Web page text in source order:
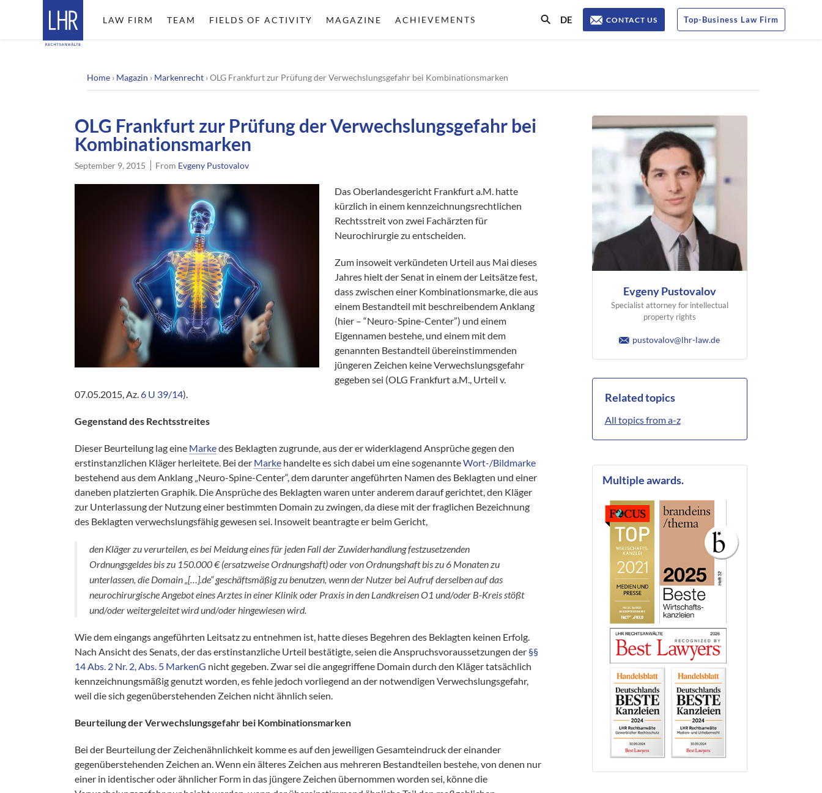
Top-Business Law Firm
CONTACT US
LAW FIRM TEAM FIELDS OF ACTIVITY MAGAZINE ACHIEVEMENTS DE
Home › Magazin › Markenrecht ›OLG Frankfurt zur Prüfung der Verwechslungsgefahr bei Kombinationsmarken
OLG Frankfurt zur Prüfung der Verwechslungsgefahr bei
Kombinationsmarken
September 9, 2015 From Evgeny Pustovalov
Das Oberlandesgericht Frankfurt a.M. hatte
kürzlich in einem kennzeichnungsrechtlichen
Rechtsstreit von zwei Fachärzten für
Neurochirurgie zu entscheiden.
Zum insoweit verkündeten Urteil aus Mai dieses
Jahres hielt der Senat in einem der Leitsätze fest,
dass zwischen einer Kombinationsmarke, die aus
einem Bestandteil mit beschreibendem Anklang
(hier – “Neuro-Spine-Center”) und einem
Eigennamen bestehe, und einem mit dem
genannten Bestandteil übereinstimmenden
jüngeren Zeichen keine Verwechslungsgefahr
gegeben sei (OLG Frankfurt a.M., Urteil v.
07.05.2015, Az.6 U 39/14).
Gegenstand des Rechtsstreites
Dieser Beurteilung lag eine Markedes Beklagten zugrunde, aus der er widerklagend Ansprüche gegen den
erstinstanzlichen Kläger herleitete. Bei der Marke handelte es sich dabei um eine sogenannteWort-/Bildmarke
bestehend aus dem Anklang „Neuro-Spine-Center“, dem darunter angeführten Namen des Beklagten und einer
daneben platzierten Graphik. Die Ansprüche des Beklagten waren unter anderem darauf gerichtet, den Kläger
zur Unterlassung der Nutzung einer bestimmten Domain zu zwingen, da diese mit der fraglichen Bezeichnung
des Beklagten verwechslungsfähig gewesen sei. Insoweit beantragte er beim Gericht,
den Kläger zu verurteilen, es bei Meidung eines für jeden Fall der Zuwiderhandlung festzusetzenden
Ordnungsgeldes bis zu 150.000 € (ersatzweise Ordnungshaft) oder von Ordnungshaft bis zu 6 Monaten zu
unterlassen, die Domain „[…].de“ geschäftsmäßig zu benutzen, wenn der Nutzer bei Aufruf derselben auf das
neurochirurgische Angebot eines Arztes in einer Klinik oder Praxis in den Landkreisen O1 und/oder B-Kreis stößt
und/oder weitergeleitet wird und/oder hingewiesen wird.
Wie dem eingangs angeführten Leitsatz zu entnehmen ist, hatte dieses Begehren des Beklagten keinen Erfolg.
Nach Ansicht des Senats, der das erstinstanzliche Urteil bestätigte, seien die Anspruchsvoraussetzungen der §§
14 Abs. 2 Nr. 2, Abs. 5 MarkenG nicht gegeben. Zwar sei die angegriffene Domain durch den Kläger tatsächlich
kennzeichnungsmäßig genutzt worden, es fehle jedoch vorliegend an der notwendigen Verwechslungsgefahr,
weil die sich gegenüberstehenden Zeichen nicht ähnlich seien.
Beurteilung der Verwechslungsgefahr bei Kombinationsmarken
Bei der Beurteilung der Zeichenähnlichkeit komme es auf den jeweiligen Gesamteindruck der einander
gegenüberstehenden Zeichen an. Wenn ein älteres Zeichen aus mehreren Bestandteilen bestehe, von denen nur
einer in identischer oder ähnlicher Form in das jüngere Zeichen übernommen worden sei, könne die
Evgeny Pustovalov
Specialist attorney for intellectual
property rights
pustovalov@lhr-law.de
Related topics
All topics from a-z
Multiple awards.